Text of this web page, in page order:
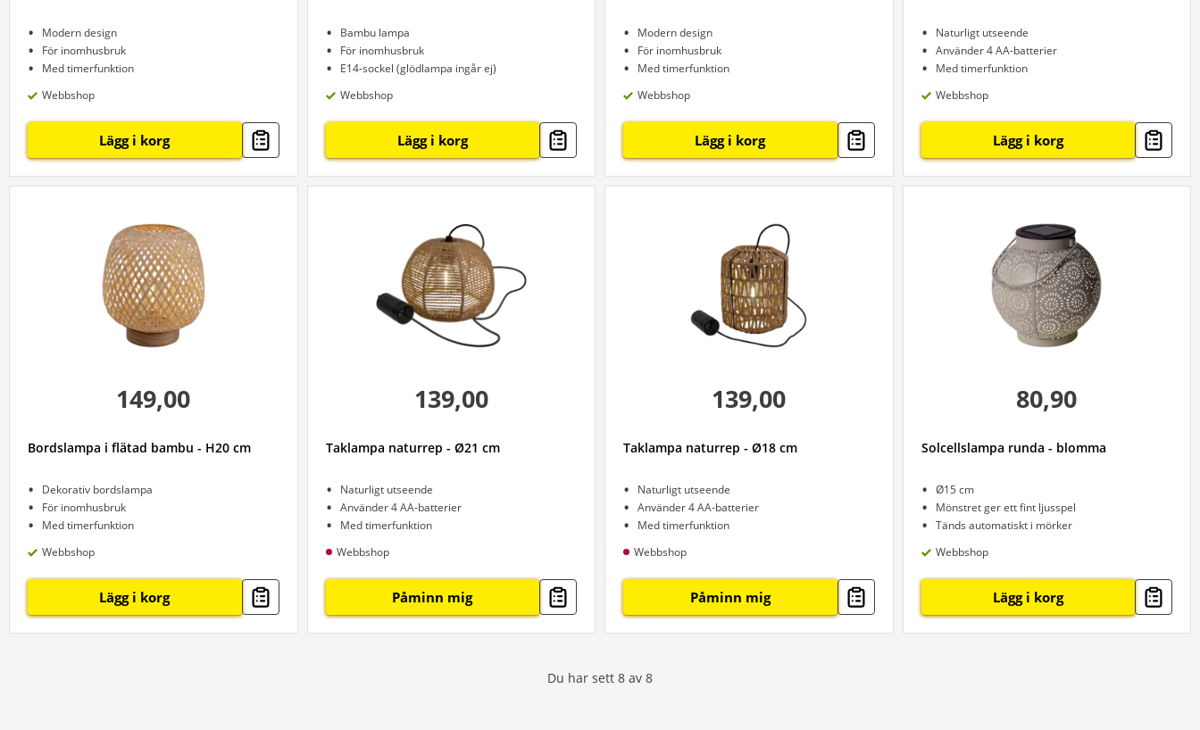
Modern design
För inomhusbruk
Med timerfunktion
Webbshop
Lägg i korg
Bambu lampa
För inomhusbruk
E14-sockel (glödlampa ingår ej)
Webbshop
Lägg i korg
Modern design
För inomhusbruk
Med timerfunktion
Webbshop
Lägg i korg
Naturligt utseende
Använder 4 AA-batterier
Med timerfunktion
Webbshop
Lägg i korg
149,00
Bordslampa i flätad bambu - H20 cm
Dekorativ bordslampa
För inomhusbruk
Med timerfunktion
Webbshop
Lägg i korg
139,00
Taklampa naturrep - Ø21 cm
Naturligt utseende
Använder 4 AA-batterier
Med timerfunktion
Webbshop
Påminn mig
139,00
Taklampa naturrep - Ø18 cm
Naturligt utseende
Använder 4 AA-batterier
Med timerfunktion
Webbshop
Påminn mig
80,90
Solcellslampa runda - blomma
Ø15 cm
Mönstret ger ett fint ljusspel
Tänds automatiskt i mörker
Webbshop
Lägg i korg
Du har sett 8 av 8